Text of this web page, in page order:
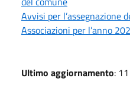
Avvisi per l’assegnazione
Associazioni per l’anno
Ultimo aggiornamento: